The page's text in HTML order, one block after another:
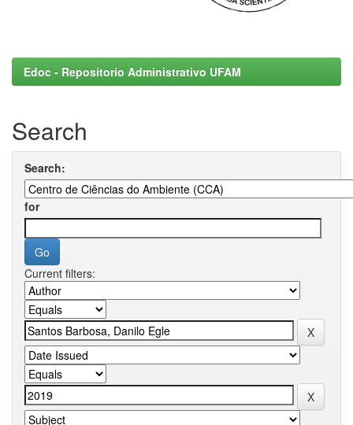
Edoc - Repositorio Administrativo UFAM
Search
Search:
for
Current filters: